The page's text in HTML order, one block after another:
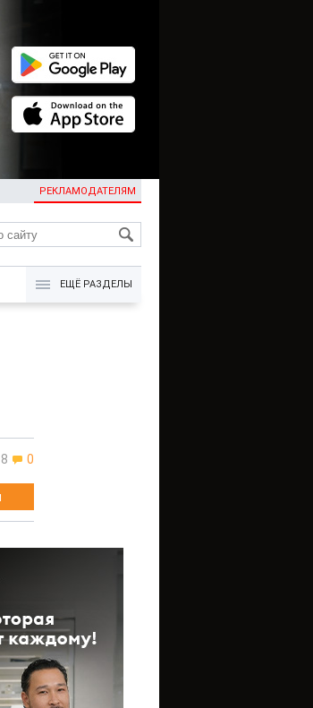
РЕКЛАМОДАТЕЛЯМ
KG
ЕЩЁ РАЗДЕЛЫ
0